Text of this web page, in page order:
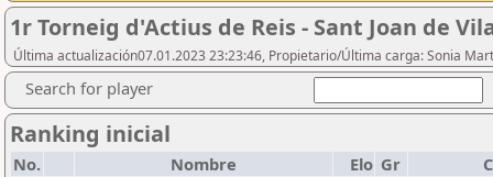
1r Torneig d'Actius de Reis - Sant Joan de
Última actualización07.01.2023 23:23:46, Propietario/Última carga: Sonia
Search for player
Ranking inicial
No. Nombre Elo Gr